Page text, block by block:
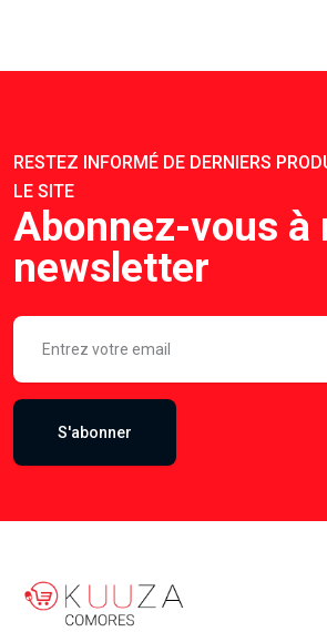
RESTEZ INFORMÉ DE DERNIERS
LE SITE
Abonnez-vous à
newsletter
S'abonner